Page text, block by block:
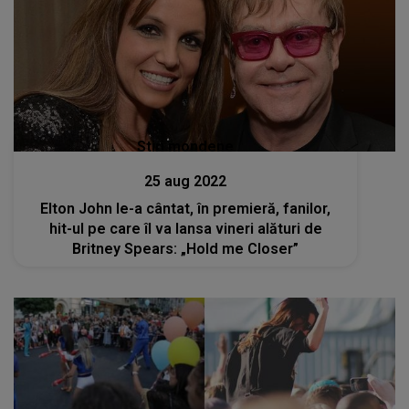
Stiri mondene
25 aug 2022
Elton John le-a cântat, în premieră, fanilor,
hit-ul pe care îl va lansa vineri alături de
Britney Spears: „Hold me Closer”